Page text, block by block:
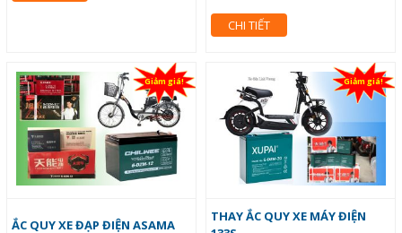
CHI TIẾT
Giảm giá!
ẮC QUY XE ĐẠP ĐIỆN ASAMA
Giảm giá!
THAY ẮC QUY XE MÁY ĐIỆN